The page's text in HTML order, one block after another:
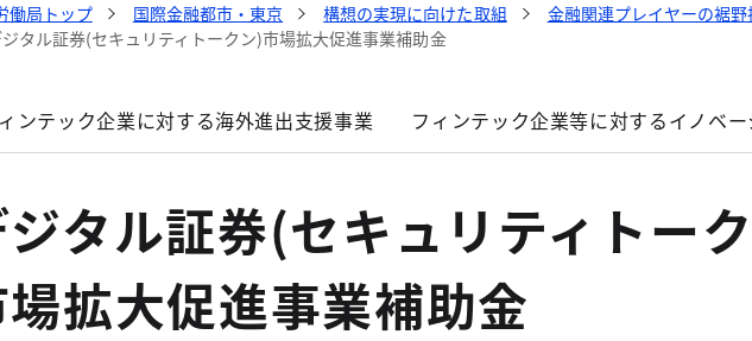
働局トップ 国際金融都市・東京 構想の実現に向けた取組 金融関連プレイヤーの裾野
タル証券(セキュリティトークン)市場拡大促進事業補助金
ンテック企業に対する海外進出支援事業 フィンテック企業等に対するイノベ
ジタル証券(セキュリティトー
拡大促進事業補助金